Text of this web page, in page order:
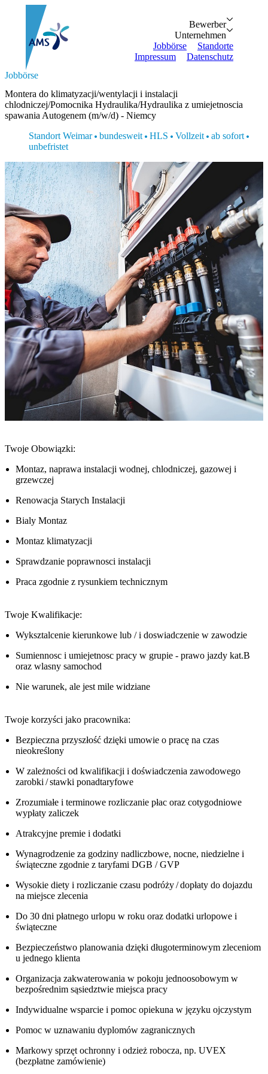
BewerberBewerber
Vorteile
Unternehmen
Unternehmen
Personalanfrage
Jobbörse
Standorte
Impressum
Datenschutz
Suche...
Bewerber
Unternehmen
Jobbörse
Impressum
Datenschutz
Zurück
Bewerber
Vorteile
Initiativbewerbung
Zurück
Unternehmen
Personalanfrage
Jobbörse
Montera do klimatyzacji/wentylacji i instalacji
chlodniczej/Pomocnika Hydraulika/Hydraulika z umiejetnoscia
spawania Autogenem (m/w/d) - Niemcy
Standort Weimar
bundesweit HLS Vollzeit
ab sofort
unbefristet
Twoje Obowiązki:
Montaz, naprawa instalacji wodnej, chlodniczej, gazowej i
grzewczej
Renowacja Starych Instalacji
Bialy Montaz
Montaz klimatyzacji
Sprawdzanie poprawnosci instalacji
Praca zgodnie z rysunkiem technicznym
Twoje Kwalifikacje:
Wyksztalcenie kierunkowe lub / i doswiadczenie w zawodzie
Sumiennosc i umiejetnosc pracy w grupie - prawo jazdy kat.B
oraz wlasny samochod
Nie warunek, ale jest mile widziane
Twoje korzyści jako pracownika:
Bezpieczna przyszłość dzięki umowie o pracę na czas
nieokreślony
W zależności od kwalifikacji i doświadczenia zawodowego
zarobki / stawki ponadtaryfowe
Zrozumiałe i terminowe rozliczanie płac oraz cotygodniowe
wypłaty zaliczek
Atrakcyjne premie i dodatki
Wynagrodzenie za godziny nadliczbowe, nocne, niedzielne i
świąteczne zgodnie z taryfami DGB / GVP
Wysokie diety i rozliczanie czasu podróży / dopłaty do dojazdu
na miejsce zlecenia
Do 30 dni płatnego urlopu w roku oraz dodatki urlopowe i
świąteczne
Bezpieczeństwo planowania dzięki długoterminowym zleceniom
u jednego klienta
Organizacja zakwaterowania w pokoju jednoosobowym w
bezpośrednim sąsiedztwie miejsca pracy
Indywidualne wsparcie i pomoc opiekuna w języku ojczystym
Pomoc w uznawaniu dyplomów zagranicznych
Markowy sprzęt ochronny i odzież robocza, np. UVEX
(bezpłatne zamówienie)